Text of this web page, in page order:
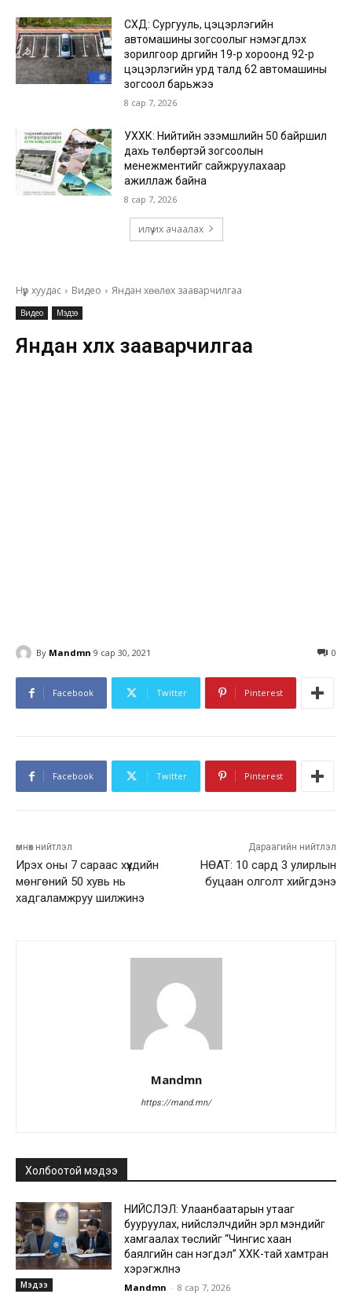
СХД: Сургууль, цэцэрлэгийн
автомашины зогсоолыг нэмэгдүүлэх
зорилгоор дүүргийн 19-р хороонд 92-р
цэцэрлэгийн урд талд 62 автомашины
зогсоол барьжээ
8 сар 7, 2026
УХХК: Нийтийн эзэмшлийн 50 байршил
дахь төлбөртэй зогсоолын
менежментийг сайжруулахаар
ажиллаж байна
8 сар 7, 2026
илүү их ачаалах